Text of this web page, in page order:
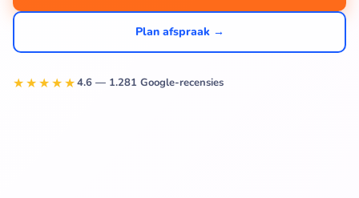
Plan afspraak →
★★★★★4.6 — 1.281 Google-recensies